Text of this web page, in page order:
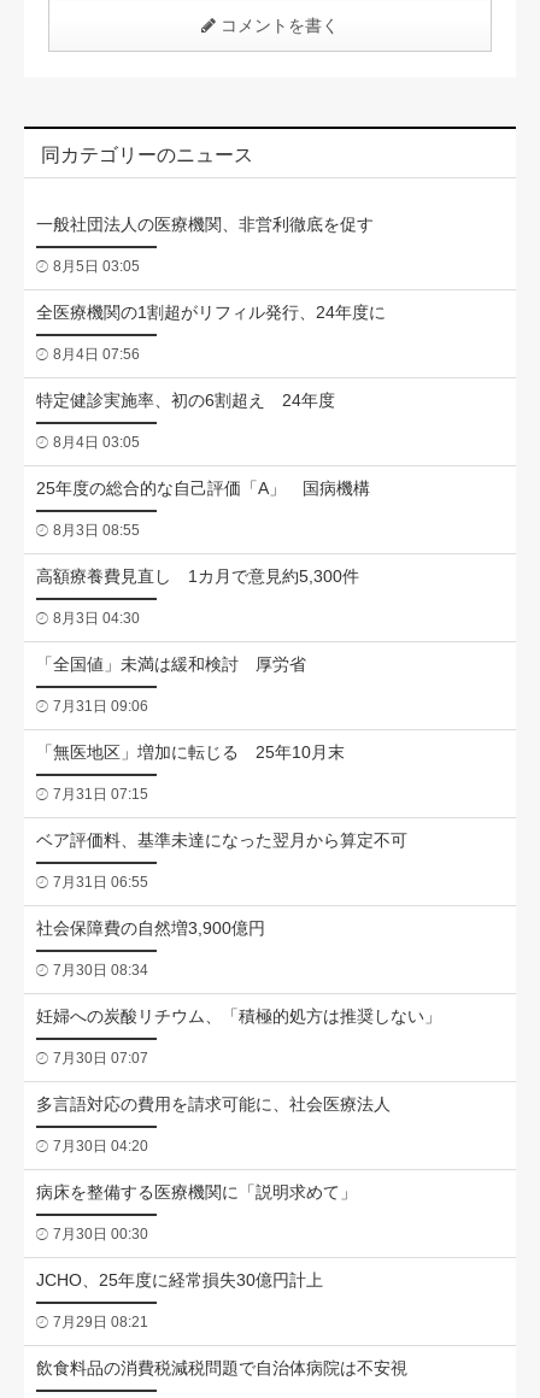
コメントを書く
同カテゴリーのニュース
一般社団法人の医療機関、非営利徹底を促す
8月5日 03:05
全医療機関の1割超がリフィル発行、24年度に
8月4日 07:56
特定健診実施率、初の6割超え 24年度
8月4日 03:05
25年度の総合的な自己評価「A」 国病機構
8月3日 08:55
高額療養費見直し 1カ月で意見約5,300件
8月3日 04:30
「全国値」未満は緩和検討 厚労省
7月31日 09:06
「無医地区」増加に転じる 25年10月末
7月31日 07:15
ベア評価料、基準未達になった翌月から算定不可
7月31日 06:55
社会保障費の自然増3,900億円
7月30日 08:34
妊婦への炭酸リチウム、「積極的処方は推奨しない」
7月30日 07:07
多言語対応の費用を請求可能に、社会医療法人
7月30日 04:20
病床を整備する医療機関に「説明求めて」
7月30日 00:30
JCHO、25年度に経常損失30億円計上
7月29日 08:21
飲食料品の消費税減税問題で自治体病院は不安視